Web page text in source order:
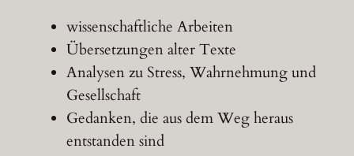
wissenschaftliche Arbeiten
Übersetzungen alter Texte
Analysen zu Stress, Wahrnehmung und
Gesellschaft
Gedanken, die aus dem Weg heraus
entstanden sind